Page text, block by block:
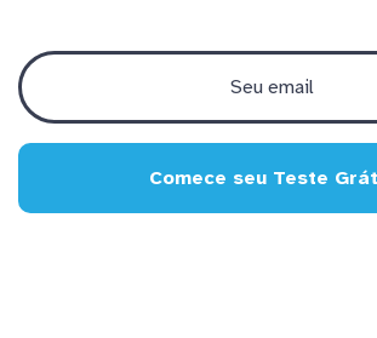
Comece seu Teste